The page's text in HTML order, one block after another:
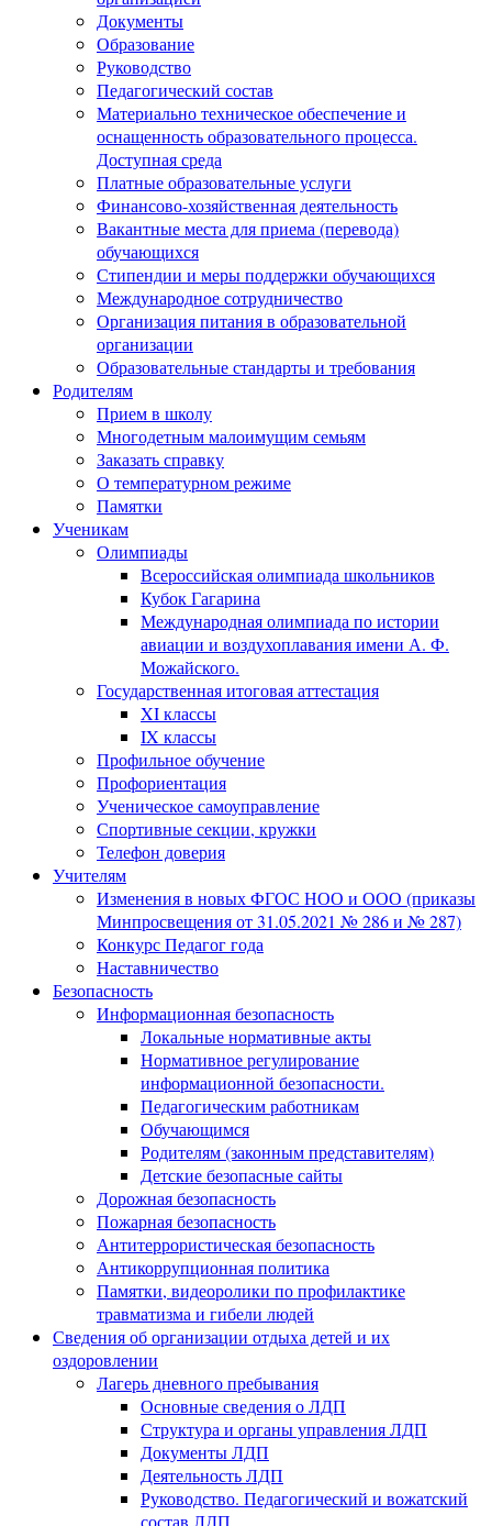
Документы
Образование
Руководство
Педагогический состав
Материально техническое обеспечение и
оснащенность образовательного процесса.
Доступная среда
Платные образовательные услуги
Финансово-хозяйственная деятельность
Вакантные места для приема (перевода)
обучающихся
Стипендии и меры поддержки обучающихся
Международное сотрудничество
Организация питания в образовательной
организации
Образовательные стандарты и требования
Родителям
Прием в школу
Многодетным малоимущим семьям
Заказать справку
О температурном режиме
Памятки
Ученикам
Олимпиады
Всероссийская олимпиада школьников
Кубок Гагарина
Международная олимпиада по истории
авиации и воздухоплавания имени А. Ф.
Можайского.
Государственная итоговая аттестация
XI классы
IX классы
Профильное обучение
Профориентация
Ученическое самоуправление
Спортивные секции, кружки
Телефон доверия
Учителям
Изменения в новых ФГОС НОО и ООО (приказы
Минпросвещения от 31.05.2021 № 286 и № 287)
Конкурс Педагог года
Наставничество
Безопасность
Информационная безопасность
Локальные нормативные акты
Нормативное регулирование
информационной безопасности.
Педагогическим работникам
Обучающимся
Родителям (законным представителям)
Детские безопасные сайты
Дорожная безопасность
Пожарная безопасность
Антитеррористическая безопасность
Антикоррупционная политика
Памятки, видеоролики по профилактике
травматизма и гибели людей
Сведения об организации отдыха детей и их
оздоровлении
Лагерь дневного пребывания
Основные сведения о ЛДП
Структура и органы управления ЛДП
Документы ЛДП
Деятельность ЛДП
Руководство. Педагогический и вожатский
состав ЛДП